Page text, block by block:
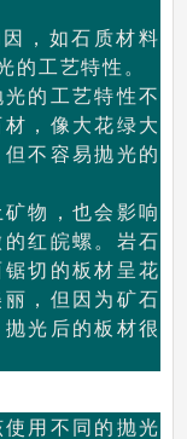
，如石质材料
的工艺特性。
的工艺特性不
，像大花绿大
不容易抛光的
物，也会影响
红皖螺。岩石
切的板材呈花
，但因为矿石
光后的板材很
用不同的抛光